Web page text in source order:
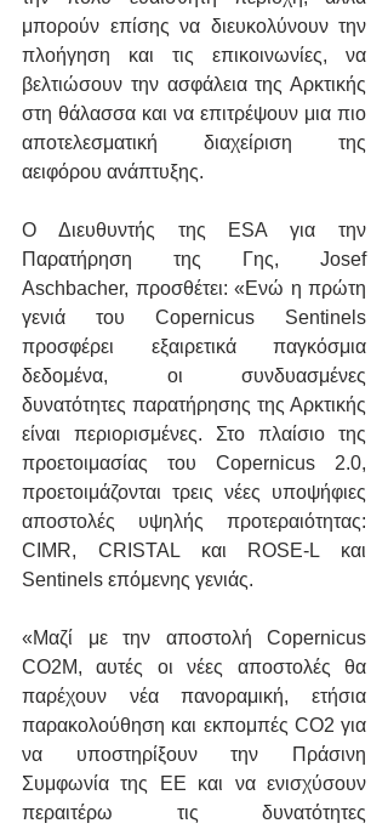
μπορούν επίσης να διευκολύνουν την
πλοήγηση και τις επικοινωνίες, να
βελτιώσουν την ασφάλεια της Αρκτικής
στη θάλασσα και να επιτρέψουν μια πιο
αποτελεσματική διαχείριση της
αειφόρου ανάπτυξης.
Ο Διευθυντής της ESA για την
Παρατήρηση της Γης, Josef
Aschbacher, προσθέτει: «Ενώ η πρώτη
γενιά του Copernicus Sentinels
προσφέρει εξαιρετικά παγκόσμια
δεδομένα, οι συνδυασμένες
δυνατότητες παρατήρησης της Αρκτικής
είναι περιορισμένες. Στο πλαίσιο της
προετοιμασίας του Copernicus 2.0,
προετοιμάζονται τρεις νέες υποψήφιες
αποστολές υψηλής προτεραιότητας:
CIMR, CRISTAL και ROSE-L και
Sentinels επόμενης γενιάς.
«Μαζί με την αποστολή Copernicus
CO2M, αυτές οι νέες αποστολές θα
παρέχουν νέα πανοραμική, ετήσια
παρακολούθηση και εκπομπές CO2 για
να υποστηρίξουν την Πράσινη
Συμφωνία της ΕΕ και να ενισχύσουν
περαιτέρω τις δυνατότητες